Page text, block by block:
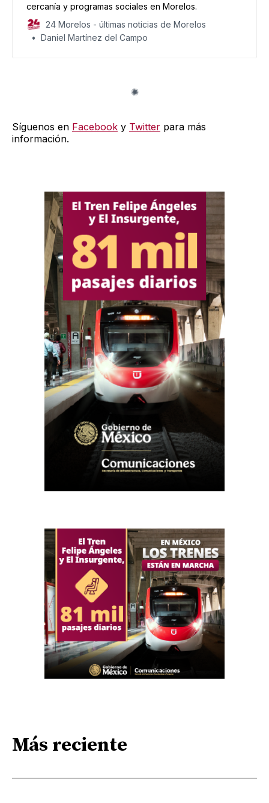
cercanía y programas sociales en Morelos.
24 Morelos - últimas noticias de Morelos
Daniel Martínez del Campo
Síguenos en Facebook y Twitter para más
información.
Más reciente